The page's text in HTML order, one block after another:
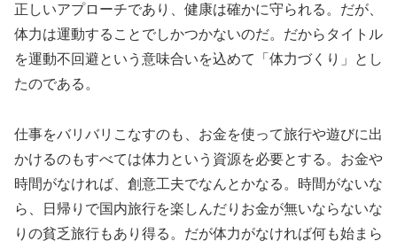
正しいアプローチであり、健康は確かに守られる。だが、
体力は運動することでしかつかないのだ。だからタイトル
を運動不回避という意味合いを込めて「体力づくり」とし
たのである。
仕事をバリバリこなすのも、お金を使って旅行や遊びに出
かけるのもすべては体力という資源を必要とする。お金や
時間がなければ、創意工夫でなんとかなる。時間がないな
ら、日帰りで国内旅行を楽しんだりお金が無いならないな
りの貧乏旅行もあり得る。だが体力がなければ何も始まら